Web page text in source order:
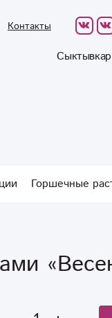
Контакты
Горшечные